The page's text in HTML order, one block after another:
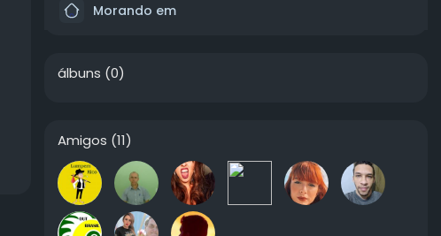
Morando em
álbuns (0)
Amigos (11)